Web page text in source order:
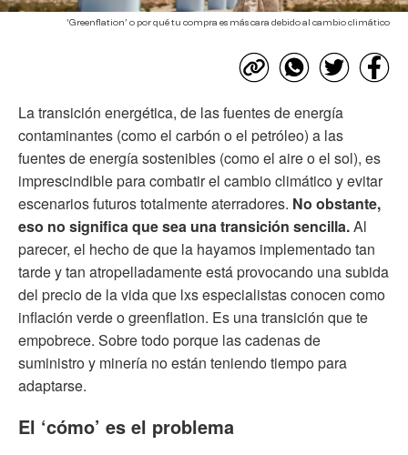
‘Greenflation’ o por qué tu compra es más cara debido al cambio climático
La transición energética, de las fuentes de energía
contaminantes (como el carbón o el petróleo) a las
fuentes de energía sostenibles (como el aire o el sol), es
imprescindible para combatir el cambio climático y evitar
escenarios futuros totalmente aterradores. No obstante,
eso no significa que sea una transición sencilla.Al
parecer, el hecho de que la hayamos implementado tan
tarde y tan atropelladamente está provocando una subida
del precio de la vida que lxs especialistas conocen como
inflación verde o greenflation. Es una transición que te
empobrece. Sobre todo porque las cadenas de
suministro y minería no están teniendo tiempo para
adaptarse.
El ‘cómo’ es el problema